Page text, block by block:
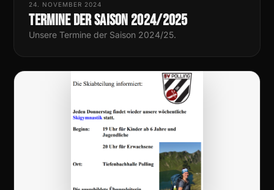
24. NOVEMBER 2024
Termine der Saison 2024/2025
Unsere Termine der Saison 2024/25.